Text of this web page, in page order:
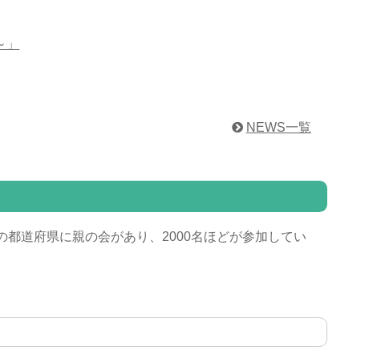
NEWS一覧
道府県に親の会があり、2000名ほどが参加してい